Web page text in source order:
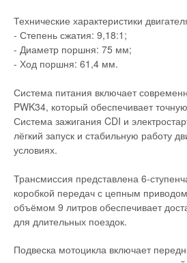
Технические характеристики
- Степень сжатия: 9,18:1;
- Диаметр поршня: 75 мм;
- Ход поршня: 61,4 мм.
Система питания включает
PWK34, который обеспечивает
Система зажигания CDI и
лёгкий запуск и стабильную работу
условиях.
Трансмиссия представлена 6-
коробкой передач с цепным
объёмом 9 литров обеспечивает
для длительных поездок.
Подвеска мотоцикла включает